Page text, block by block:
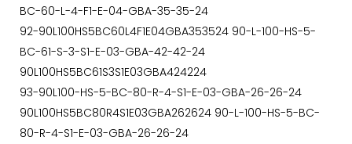
BC-60-L-4-F1-E-04-GBA-35-35-24
92-90L100HS5BC60L4F1E04GBA353524 90-L-100-HS-5-
BC-61-S-3-S1-E-03-GBA-42-42-24
90L100HS5BC61S3S1E03GBA424224
93-90L100-HS-5-BC-80-R-4-S1-E-03-GBA-26-26-24
90L100HS5BC80R4S1E03GBA262624 90-L-100-HS-5-BC-
80-R-4-S1-E-03-GBA-26-26-24